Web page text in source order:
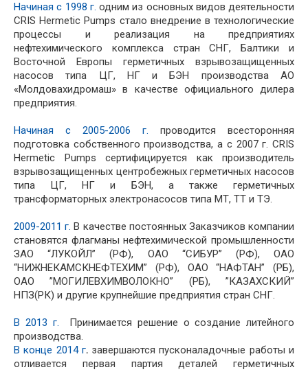
Начиная с 1998 г. одним из основных видов деятельности
CRIS Hermetic Pumps стало внедрение в технологические
процессы и реализация на предприятиях
нефтехимического комплекса стран СНГ, Балтики и
Восточной Европы герметичных взрывозащищенных
насосов типа ЦГ, НГ и БЭН производства АО
«Молдовахидромаш» в качестве официального дилера
предприятия.
Начиная с 2005-2006 г. проводится всесторонняя
подготовка собственного производства, а с 2007 г. CRIS
Hermetic Pumps сертифицируется как производитель
взрывозащищенных центробежных герметичных насосов
типа ЦГ, НГ и БЭН, а также герметичных
трансформаторных электронасосов типа МТ, ТТ и ТЭ.
2009-2011 г. В качестве постоянных Заказчиков компании
становятся флагманы нефтехимической промышленности
ЗАО “ЛУКОЙЛ” (РФ), ОАО “СИБУР” (РФ), ОАО
“НИЖНЕКАМСКНЕФТЕХИМ” (РФ), ОАО “НАФТАН” (РБ),
ОАО ”МОГИЛЕВХИМВОЛОКНО” (РБ), ”КАЗАХСКИЙ”
НПЗ(РК) и другие крупнейшие предприятия стран СНГ.
В 2013 г. Принимается решение о создание литейного
производства.
В конце 2014 г.завершаются пусконаладочные работы и
отливается первая партия деталей герметичных